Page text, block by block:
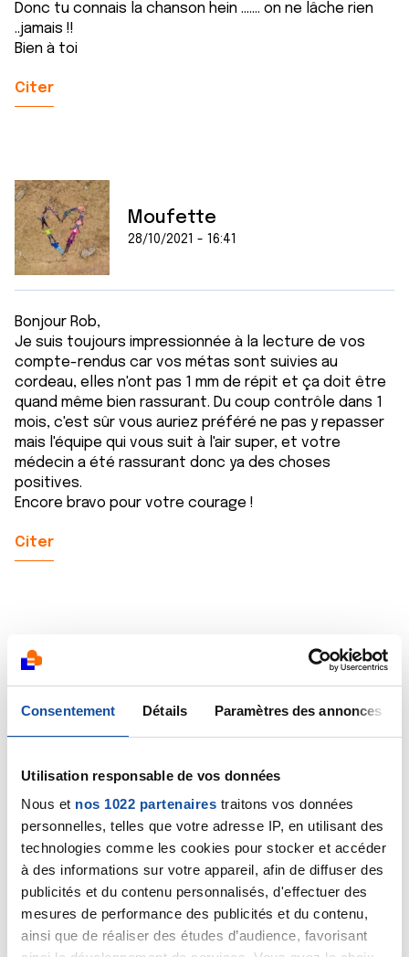
Consentement Détails Paramètres des annonces
Utilisation responsable de vos données
Nous et nos 1022 partenaires traitons vos données
personnelles, telles que votre adresse IP, en utilisant des
technologies comme les cookies pour stocker et accéder
à des informations sur votre appareil, afin de diffuser des
publicités et du contenu personnalisés, d'effectuer des
mesures de performance des publicités et du contenu,
ainsi que de réaliser des études d’audience, favorisant
Donc tu connais la chanson hein ....... on ne lâche rien
..jamais !!
Bien à toi
Citer
Moufette
28/10/2021 - 16:41
Bonjour Rob,
Je suis toujours impressionnée à la lecture de vos
compte-rendus car vos métas sont suivies au
cordeau, elles n'ont pas 1 mm de répit et ça doit être
quand même bien rassurant. Du coup contrôle dans 1
mois, c'est sûr vous auriez préféré ne pas y repasser
mais l'équipe qui vous suit à l'air super, et votre
médecin a été rassurant donc ya des choses
positives.
Encore bravo pour votre courage !
Citer
Bonjour Rob,
Je suis désolée parce que vous n’avez pas votre
ticket pour 3 mois tranquille mais la réaction très
rapide de votre radiologue ça c’est positif. Vous avez
un plan d’attaque.
Béné
Citer